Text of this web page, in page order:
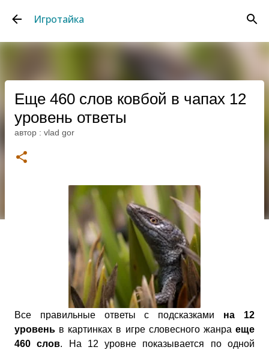
Игротайка
Еще 460 слов ковбой в чапах 12
уровень ответы
автор : vlad gor
Все правильные ответы с подсказками на 12
уровень в картинках в игре словесного жанра еще
460 слов. На 12 уровне показывается по одной